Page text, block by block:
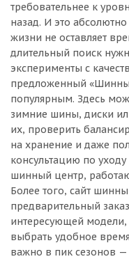
требовательнее к
назад. И это
жизни не оставляет
длительный поиск
эксперименты с
предложенный
популярным. Здесь
зимние шины, диски
их, проверить
на хранение и даже
консультацию по
шинный центр,
Более того, сайт
предварительный
интересующей модели,
выбрать удобное
важно в пик сезонов